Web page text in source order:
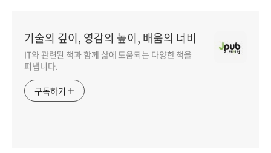
기술의 깊이, 영감의 높이, 배움의 너비
IT와 관련된 책과 함께 삶에 도움되는 다양한 책을
펴냅니다.
구독하기